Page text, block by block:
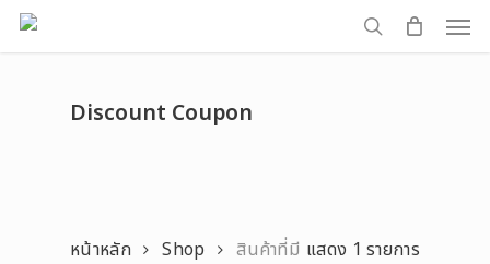
Skip
to
search
Discount Coupon
แสดง 1 รายการ
หน้าหลัก Shop
สินค้าที่มี